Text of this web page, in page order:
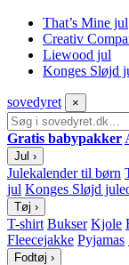
That’s Mine jul
Creativ
Liewood jul
Konges Sløjd
sovedyret ×
Gratis babypakker
Jul ›
Julekalender til børn
jul Konges Sløjd
Tøj ›
T-shirt Bukser Kjole
Fleecejakke Pyjamas
Fodtøj ›